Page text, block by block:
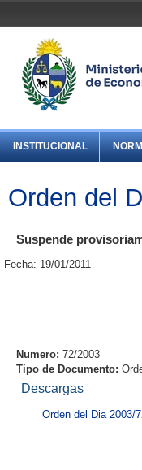
INSTITUCIONAL
Orden del
Suspende
Fecha: 19/01/2011
Numero: 72/2003
Tipo de Documento:
Descargas
Orden del Dia 2003/